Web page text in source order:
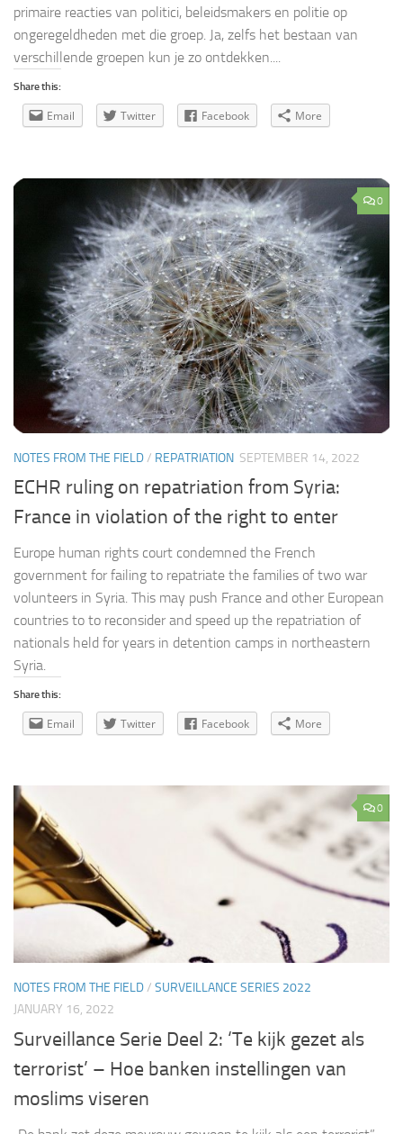
primaire reacties van politici, beleidsmakers en politie op
ongeregeldheden met die groep. Ja, zelfs het bestaan van
verschillende groepen kun je zo ontdekken....
Share this:
Email Twitter Facebook More
0
NOTES FROM THE FIELD/ REPATRIATION SEPTEMBER 14, 2022
ECHR ruling on repatriation from Syria:
France in violation of the right to enter
Europe human rights court condemned the French
government for failing to repatriate the families of two war
volunteers in Syria. This may push France and other European
countries to to reconsider and speed up the repatriation of
nationals held for years in detention camps in northeastern
Syria.
Share this:
Email Twitter Facebook More
0
NOTES FROM THE FIELD/ SURVEILLANCE SERIES 2022
JANUARY 16, 2022
Surveillance Serie Deel 2: ‘Te kijk gezet als
terrorist’ – Hoe banken instellingen van
moslims viseren